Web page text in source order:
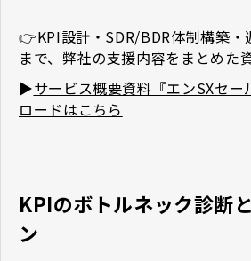
👉KPI設計・SDR/BDR体制構築・
まで、弊社の支援内容をまとめた
▶サービス概要資料『エンSXセー
ロードはこちら
KPIのボトルネック診断
ン